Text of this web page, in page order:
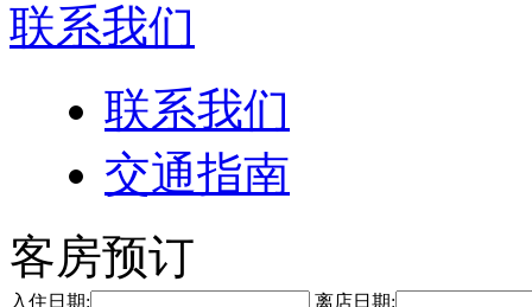
联系我们
联系我们
交通指南
客房预订
入住日期: 离店日期: